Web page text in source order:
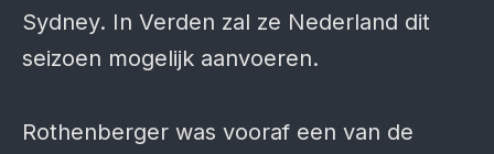
Sydney. In Verden zal ze Nederland dit
seizoen mogelijk aanvoeren.
Rothenberger was vooraf een van de